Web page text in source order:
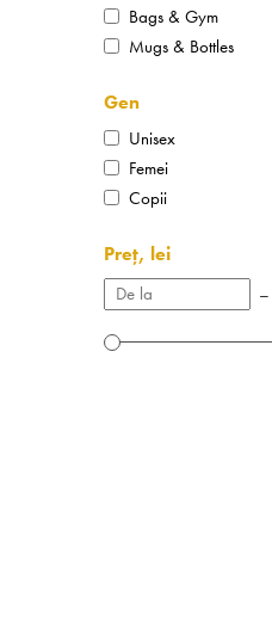
Bags & Gym
Mugs & Bottles
Gen
Unisex
Femei
Copii
Preț, lei
–